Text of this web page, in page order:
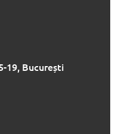
19, București